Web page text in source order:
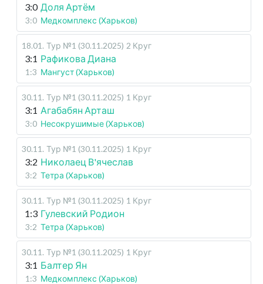
3:0 Доля Артём
3:0 Медкомплекс (Харьков)
18.01 . Тур №1 (30.11.2025) 2 Круг
3:1 Рафикова Диана
1:3 Мангуст (Харьков)
30.11 . Тур №1 (30.11.2025) 1 Круг
3:1 Агабабян Арташ
3:0 Несокрушимые (Харьков)
30.11 . Тур №1 (30.11.2025) 1 Круг
3:2 Николаец В'ячеслав
3:2 Тетра (Харьков)
30.11 . Тур №1 (30.11.2025) 1 Круг
1:3 Гулевский Родион
3:2 Тетра (Харьков)
30.11 . Тур №1 (30.11.2025) 1 Круг
3:1 Балтер Ян
1:3 Медкомплекс (Харьков)